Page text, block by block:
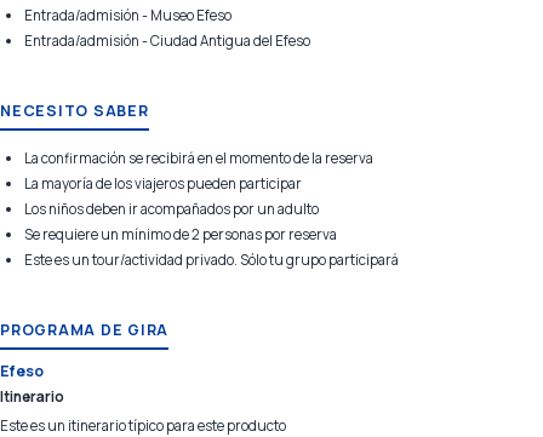
Entrada/admisión - Museo Efeso
Entrada/admisión - Ciudad Antigua del Efeso
NECESITO SABER
La confirmación se recibirá en el momento de la reserva
La mayoría de los viajeros pueden participar
Los niños deben ir acompañados por un adulto
Se requiere un mínimo de 2 personas por reserva
Este es un tour/actividad privado. Sólo tu grupo participará
PROGRAMA DE GIRA
Efeso
Itinerario
Este es un itinerario típico para este producto